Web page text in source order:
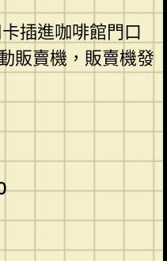
插進咖啡館門口
販賣機，販賣機發